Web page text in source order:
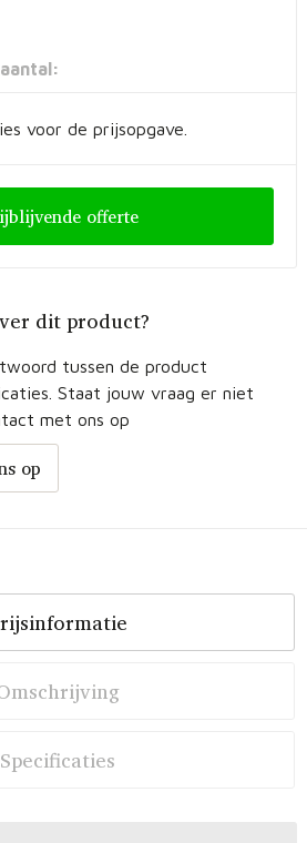
voor de prijsopgave.
offerte
dit product?
tussen de product
Staat jouw vraag er niet
met ons op
op
Specificaties